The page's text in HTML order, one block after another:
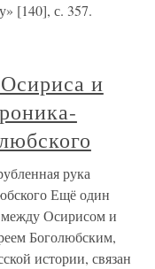
[140], с. 357.
и
рука
Ещё один
между Осирисом и
Боголюбским,
истории, связан